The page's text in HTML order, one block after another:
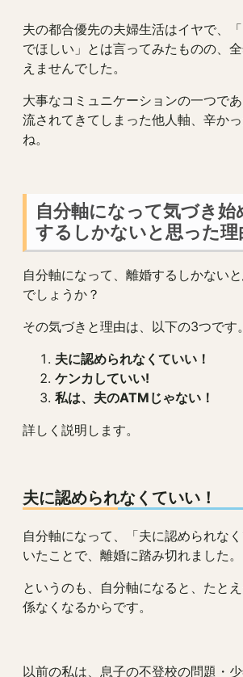
夫の都合優先の夫婦生活はイヤで、
でほしい」とは言ってみたものの、
えませんでした。
大事なコミュニケーションの一つであ
流されてきてしまった他人軸、辛か
ね。
自分軸になって気づき
するしかないと思った理
自分軸になって、離婚するしかない
でしょうか？
その気づきと理由は、以下の3つです。
夫に認められなくていい！
ケンカしていい!
私は、夫のATMじゃない！
詳しく説明します。
夫に認められなくていい！
自分軸になって、「夫に認められな
いたことで、離婚に踏み切れました。
というのも、自分軸になると、たと
係なくなるからです。
以前の私は、息子の不登校の問題・